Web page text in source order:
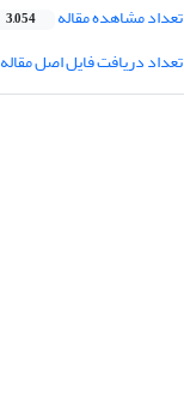
تعداد مشاهده مقاله 3,054
تعداد دریافت فایل اصل مقاله